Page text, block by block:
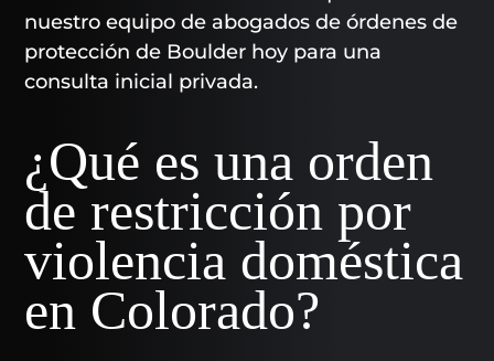
nuestro equipo de abogados de órdenes de
protección de Boulder hoy para una
consulta inicial privada.
¿Qué es una orden
de restricción por
violencia doméstica
en Colorado?